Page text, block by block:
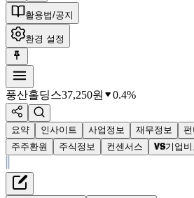
활용법/공지
환경 설정
풍산홀딩스37,250원 0.4%
요약 인사이트 사업정보 재무정보
주주환원
주식정보 컨센서스 기업비
재무정보